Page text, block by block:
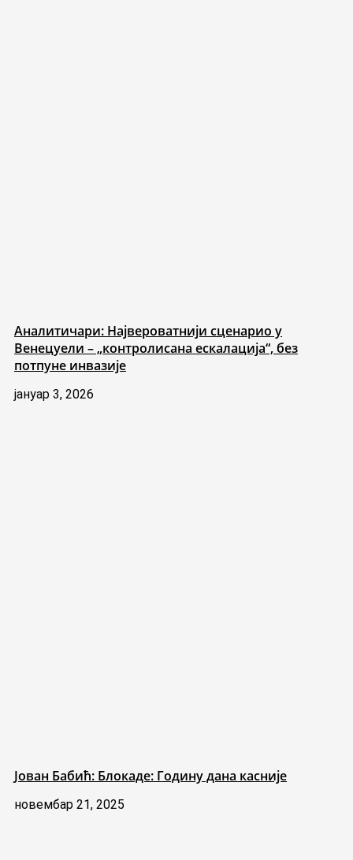
Аналитичари: Највероватнији сценарио у
Венецуели – „контролисана ескалација“, без
потпуне инвазије
јануар 3, 2026
Јован Бабић: Блокаде: Годину дана касније
новембар 21, 2025